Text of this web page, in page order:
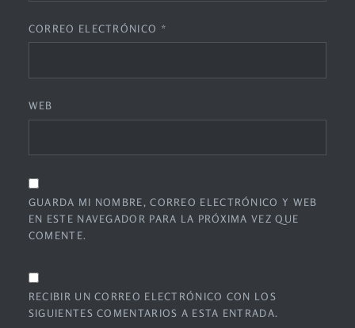
CORREO ELECTRÓNICO *
WEB
GUARDA MI NOMBRE, CORREO ELECTRÓNICO Y WEB
EN ESTE NAVEGADOR PARA LA PRÓXIMA VEZ QUE
COMENTE.
RECIBIR UN CORREO ELECTRÓNICO CON LOS
SIGUIENTES COMENTARIOS A ESTA ENTRADA.